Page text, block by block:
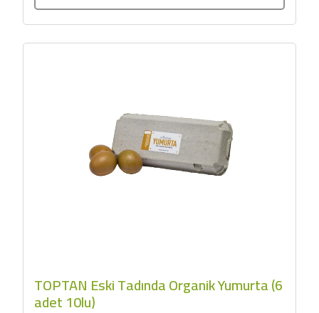
TOPTAN Eski Tadında Organik Yumurta (6
adet 10lu)